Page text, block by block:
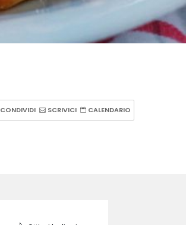
CONDIVIDI SCRIVICI CALENDARIO